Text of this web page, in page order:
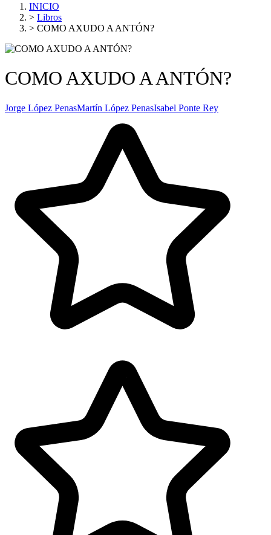
INICIO
> Libros
> COMO AXUDO A ANTÓN?
COMO AXUDO A ANTÓN?
Jorge López PenasMartín López PenasIsabel Ponte Rey